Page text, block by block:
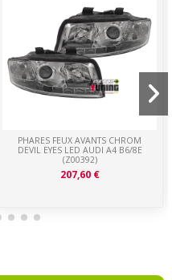
PHARES FEUX AVANTS CHROM
DEVIL EYES LED AUDI A4 B6/8E
(Z00392)
207,60 €